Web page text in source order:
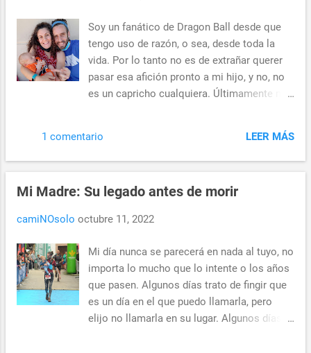
nacionalidad, idioma o ubicación. ¿Cómo se
explica lo inexplicable? Antes de que
naciera Hugo, recordé a Scott Hanselman,
un conocido programador, escritor,
divulgador y padre que reflexionó sobre el
"Crees que amas a tu esposa cuando te
debajo de un autobús para salvar a tu bebé.
No se pued
Soy un fanático de Dragon Ball desde que
tengo uso de razón, o sea, desde toda la
vida. Por lo tanto no es de extrañar querer
pasar esa afición pronto a mi hijo, y no, no
es un capricho cualquiera. Últimamente me
obsesionado desde el día 1 y aquí estoy
con casi 40 años, escribiendo sobre ello.
antes de terminar el instituto sigue siendo
presentar Dragon Ball a mi hijo? Si pudiera,
presentación. Hasta este momento, sólo
disfrutamos con la canción del comienzo
de la serie y alguna escena extra, no puedo
evitarlo. Me pregunto si empezar a leer los
comics de Dragon Ball sería la mejor
1 comentario LEER MÁS
Mi Madre: Su legado antes de morir
camiNOsolo octubre 11, 2022
Mi día nunca se parecerá en nada al tuyo, no
importa lo mucho que lo intente o los años
que pasen. Algunos días trato de fingir que
es un día en el que puedo llamarla, pero
elijo no llamarla en su lugar. Algunos días